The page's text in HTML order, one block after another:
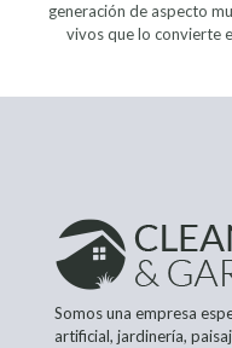
generación de aspecto
vivos que lo convierte
Somos una empresa
artificial, jardinería,